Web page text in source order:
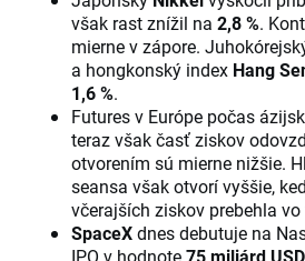
však rast znížil na 2,8 %.
mierne v zápore.
a hongkonský index Hang
1,6 %.
Futures v Európe počas
teraz však časť ziskov
otvorením sú mierne nižšie.
seansa však otvorí vyššie,
včerajších ziskov prebehla
SpaceXdnes debutuje na